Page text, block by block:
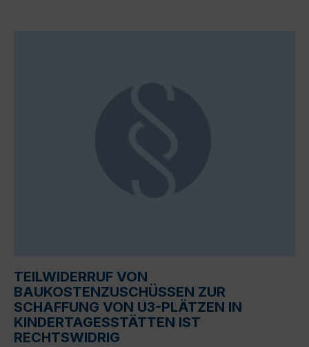
TEILWIDERRUF VON
BAUKOSTENZUSCHÜSSEN ZUR
SCHAFFUNG VON U3-PLÄTZEN IN
KINDERTAGESSTÄTTEN IST
RECHTSWIDRIG